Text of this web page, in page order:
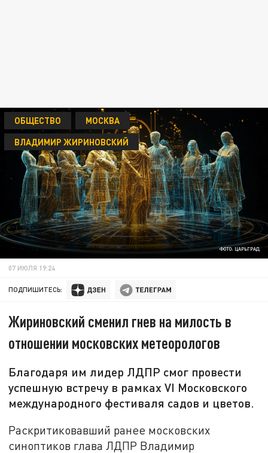
ФОТО: ЦАРЬГРАД
ОБЩЕСТВО
МОСКВА
ВЛАДИМИР ЖИРИНОВСКИЙ
07 ИЮЛЯ 19:24
ПОДПИШИТЕСЬ:
Жириновский сменил гнев на милость в
отношении московских метеорологов
Благодаря им лидер ЛДПР смог провести
успешную встречу в рамках VI Московского
международного фестиваля садов и цветов.
Раскритиковавший ранее московских
синоптиков глава ЛДПР Владимир